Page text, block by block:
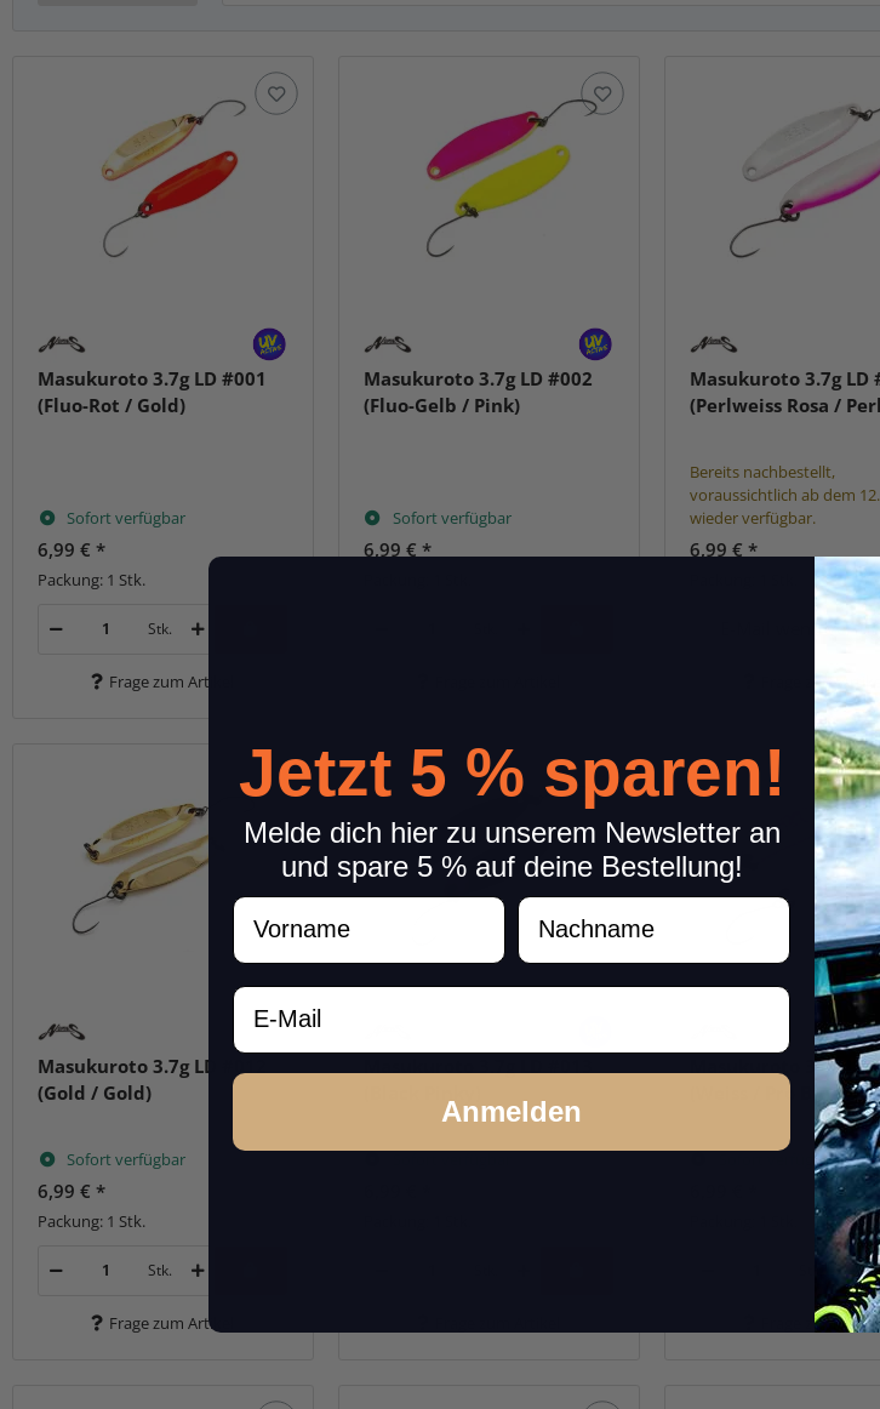
Masukuroto 3.7g LD #001
(Fluo-Rot / Gold)
Sofort verfügbar
6,99 € *
Packung: 1 Stk.
Stk.
Frage zum Artikel
Masukuroto 3.7g LD #002
(Fluo-Gelb / Pink)
Sofort verfügbar
6,99 € *
Masukuroto 3.7g LD
(Perlweiss Rosa /
Bereits nachbestellt,
voraussichtlich ab dem
wieder verfügbar.
6,99 € *
E-Mail wenn
Frage zum Artikel
Masukuroto 3.7g LD #012
(Gold / Gold)
Sofort verfügbar
6,99 € *
Packung: 1 Stk.
Stk.
Frage zum Artikel
Masukuroto 3.7g LD
(Weiss / Pro Blue)
Sofort verfügbar
Frage zum
Jetzt 5 % sparen!
Melde dich hier zu unserem Newsletter an
und spare 5 % auf deine Bestellung!
Vorname Nachname
Email
Anmelden